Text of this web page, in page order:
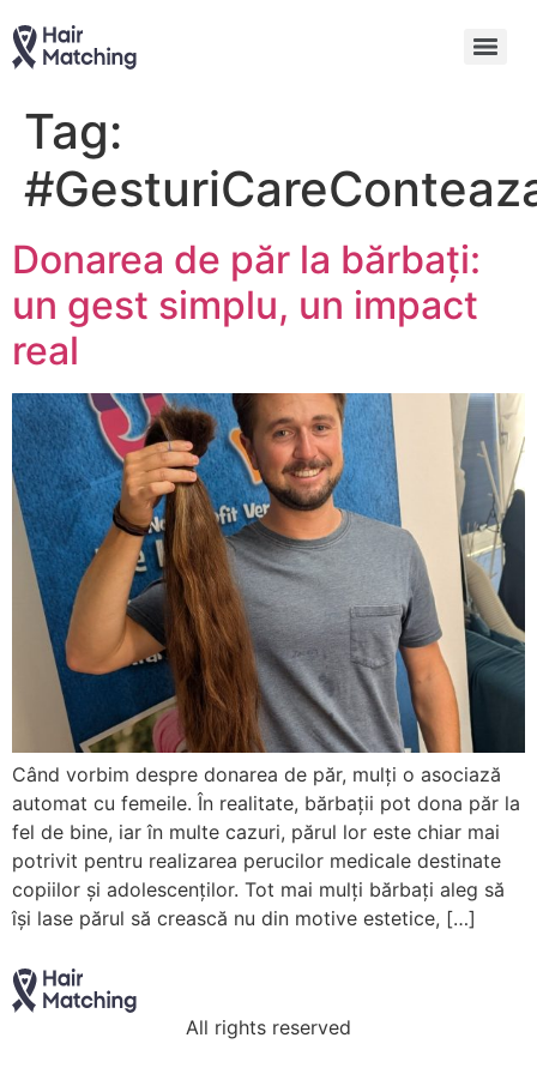
Tag:
Donarea de păr la bărbați:
un gest simplu, un impact
real
Când vorbim despre donarea de păr, mulți o asociază
automat cu femeile. În realitate, bărbații pot dona păr la
fel de bine, iar în multe cazuri, părul lor este chiar mai
potrivit pentru realizarea perucilor medicale destinate
copiilor și adolescenților. Tot mai mulți bărbați aleg să
își lase părul să crească nu din motive estetice, […]
All rights reserved